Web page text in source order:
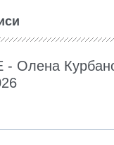
- Олена